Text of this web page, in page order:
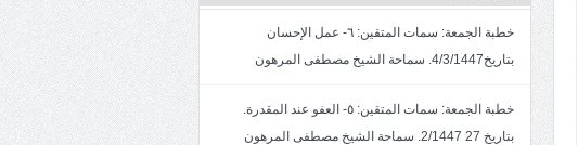
خطبة الجمعة: سمات المتقين: ٦- عمل الإحسان
بتاريخ4/3/1447. سماحة الشيخ مصطفى المرهون
خطبة الجمعة: سمات المتقين: ٥- العفو عند المقدرة.
بتاريخ 27 2/1447. سماحة الشيخ مصطفى المرهون